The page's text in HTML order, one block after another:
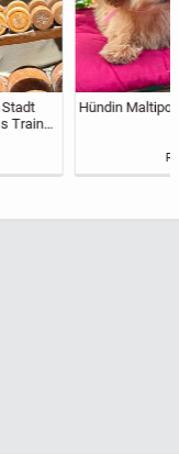
Hündin Maltipoo